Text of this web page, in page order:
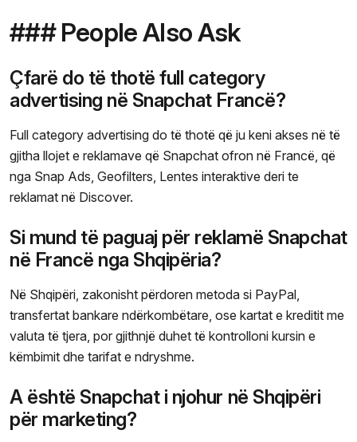
### People Also Ask
Çfarë do të thotë full category
advertising në Snapchat Francë?
Full category advertising do të thotë që ju keni akses në të
gjitha llojet e reklamave që Snapchat ofron në Francë, që
nga Snap Ads, Geofilters, Lentes interaktive deri te
reklamat në Discover.
Si mund të paguaj për reklamë Snapchat
në Francë nga Shqipëria?
Në Shqipëri, zakonisht përdoren metoda si PayPal,
transfertat bankare ndërkombëtare, ose kartat e kreditit me
valuta të tjera, por gjithnjë duhet të kontrolloni kursin e
këmbimit dhe tarifat e ndryshme.
A është Snapchat i njohur në Shqipëri
për marketing?